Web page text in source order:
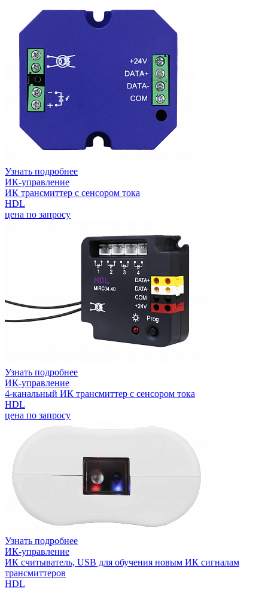
Узнать подробнее
ИК-управление
ИК трансмиттер с сенсором тока
HDL
цена по запросу
Узнать подробнее
ИК-управление
4-канальный ИК трансмиттер с сенсором тока
HDL
цена по запросу
Узнать подробнее
ИК-управление
ИК считыватель, USB для обучения новым ИК сигналам
трансмиттеров
HDL